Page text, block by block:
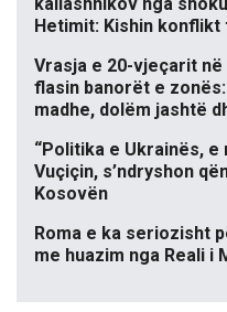
Hetimit: Kishin
Vrasja e 20-vjeçarit
flasin banorët e
madhe, dolëm jashtë
“Politika e Ukrainës,
Vuçiçin, s’ndryshon
Kosovën
Roma e ka seriozisht
me huazim nga Reali i